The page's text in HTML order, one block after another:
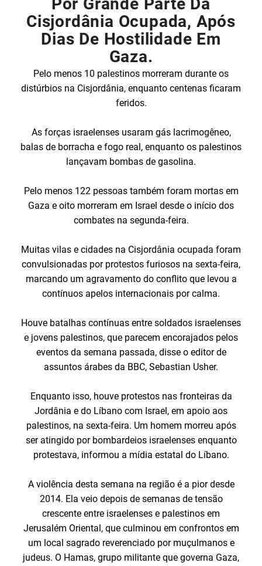
Cisjordânia Ocupada, Após
Dias De Hostilidade Em
Gaza.
Pelo menos 10 palestinos morreram durante os
distúrbios na Cisjordânia, enquanto centenas ficaram
feridos.
As forças israelenses usaram gás lacrimogêneo,
balas de borracha e fogo real, enquanto os palestinos
lançavam bombas de gasolina.
Pelo menos 122 pessoas também foram mortas em
Gaza e oito morreram em Israel desde o início dos
combates na segunda-feira.
Muitas vilas e cidades na Cisjordânia ocupada foram
convulsionadas por protestos furiosos na sexta-feira,
marcando um agravamento do conflito que levou a
contínuos apelos internacionais por calma.
Houve batalhas contínuas entre soldados israelenses
e jovens palestinos, que parecem encorajados pelos
eventos da semana passada, disse o editor de
assuntos árabes da BBC, Sebastian Usher.
Enquanto isso, houve protestos nas fronteiras da
Jordânia e do Líbano com Israel, em apoio aos
palestinos, na sexta-feira. Um homem morreu após
ser atingido por bombardeios israelenses enquanto
protestava, informou a mídia estatal do Líbano.
A violência desta semana na região é a pior desde
2014. Ela veio depois de semanas de tensão
crescente entre israelenses e palestinos em
Jerusalém Oriental, que culminou em confrontos em
um local sagrado reverenciado por muçulmanos e
judeus. O Hamas, grupo militante que governa Gaza,